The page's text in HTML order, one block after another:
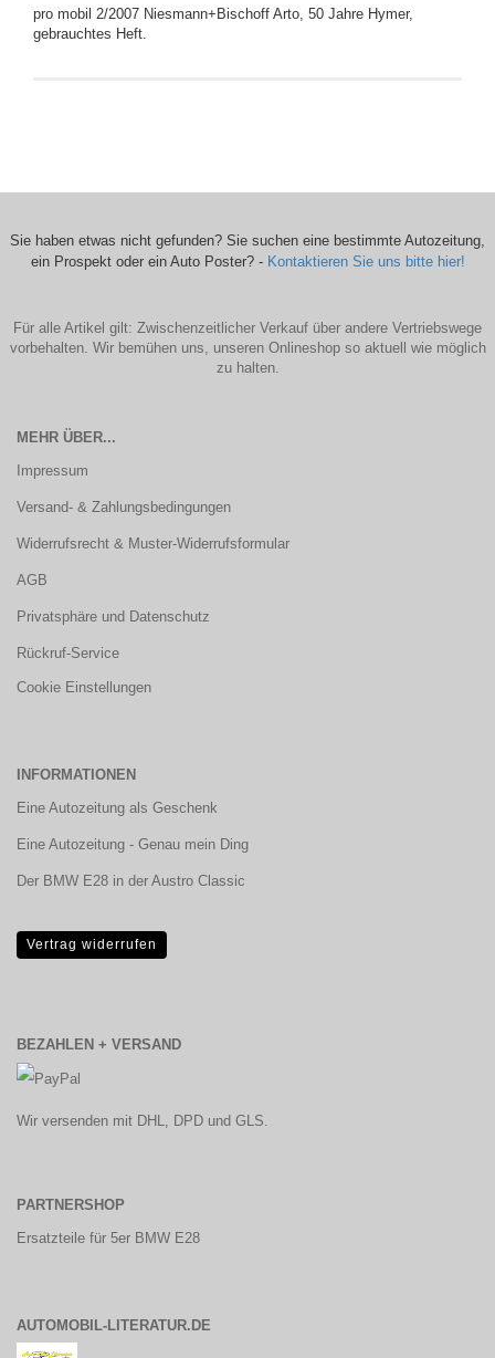
pro mobil 2/2007 Niesmann+Bischoff Arto, 50 Jahre Hymer,
gebrauchtes Heft.
Sie haben etwas nicht gefunden? Sie suchen eine bestimmte Autozeitung,
ein Prospekt oder ein Auto Poster? - Kontaktieren Sie uns bitte hier!
Für alle Artikel gilt: Zwischenzeitlicher Verkauf über andere Vertriebswege
vorbehalten. Wir bemühen uns, unseren Onlineshop so aktuell wie möglich
zu halten.
MEHR ÜBER...
Impressum
Versand- & Zahlungsbedingungen
Widerrufsrecht & Muster-Widerrufsformular
AGB
Privatsphäre und Datenschutz
Rückruf-Service
Cookie Einstellungen
INFORMATIONEN
Eine Autozeitung als Geschenk
Eine Autozeitung - Genau mein Ding
Der BMW E28 in der Austro Classic
Vertrag widerrufen
BEZAHLEN + VERSAND
Wir versenden mit DHL, DPD und GLS.
PARTNERSHOP
Ersatzteile für 5er BMW E28
AUTOMOBIL-LITERATUR.DE